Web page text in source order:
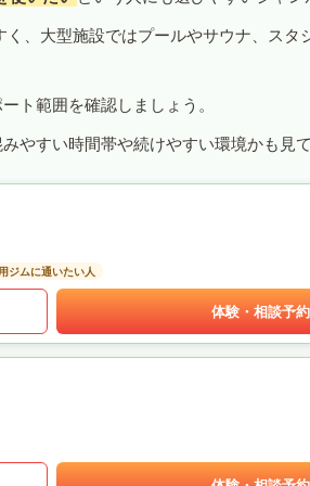
、大型施設ではプールやサウナ、スタ
ト範囲を確認しましょう。
やすい時間帯や続けやすい環境かも見て
ジムに通いたい人
体験・相談予約